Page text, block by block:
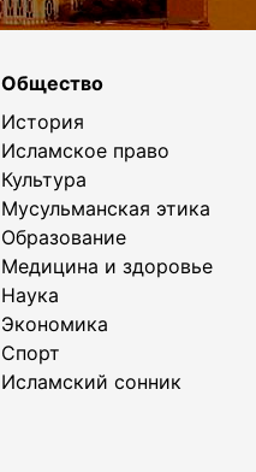
Общество
История
Исламское право
Культура
Мусульманская этика
Образование
Медицина и здоровье
Наука
Экономика
Спорт
Исламский сонник